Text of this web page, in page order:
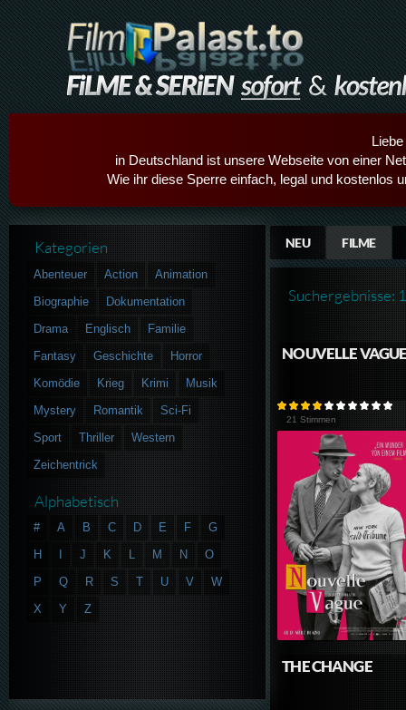
in Deutschland ist unsere Webseite von einer
Wie ihr diese Sperre einfach, legal und kostenlos
NEU FILME
Suchergebnisse:
NOUVELLE
21 Stimmen
THE CHANGE
Kategorien
Abenteuer Action
Animation
Biographie
Dokumentation
Drama
Englisch
Familie
Fantasy
Geschichte
Horror
Komödie
Krieg Krimi
Musik
Mystery
Romantik
Sci-Fi
Sport
Thriller
Western
Zeichentrick
Alphabetisch
# A B C D E F
G
H
J K L M N
O
P
Q R S T U V
W
X
Y Z